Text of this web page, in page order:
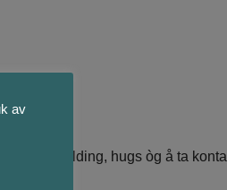
Ved påmelding, hugs òg å ta
av